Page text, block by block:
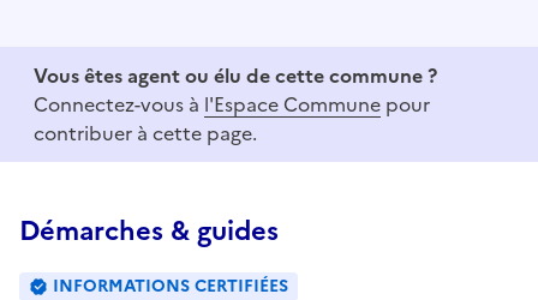
Vous êtes agent ou élu de cette commune ?
Connectez-vous à l'Espace Commune pour
contribuer à cette page.
Démarches & guides
INFORMATIONS CERTIFIÉES